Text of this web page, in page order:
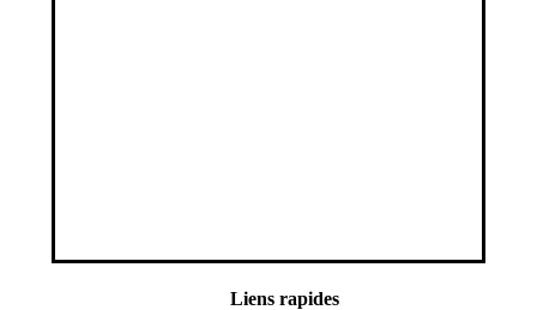
Liens rapides